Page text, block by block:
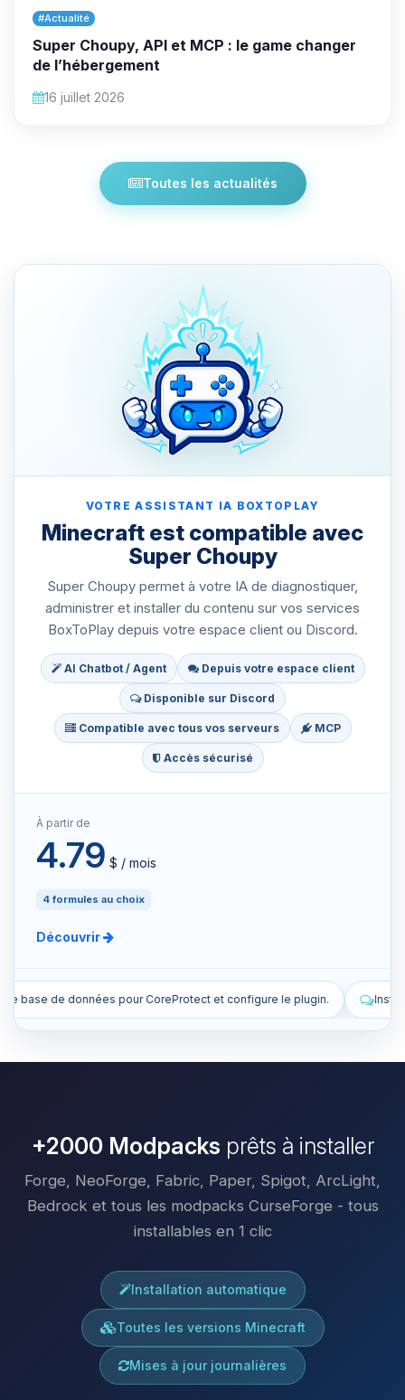
#Actualité
Super Choupy, API et MCP : le game changer
de l’hébergement
16 juillet 2026
Toutes les actualités
VOTRE ASSISTANT IA BOXTOPLAY
Minecraft est compatible avec
Super Choupy
Super Choupy permet à votre IA de diagnostiquer,
administrer et installer du contenu sur vos services
BoxToPlay depuis votre espace client ou Discord.
AI Chatbot / Agent Depuis votre espace client
Disponible sur Discord
Compatible avec tous vos serveurs MCP
Accès sécurisé
À partir de
4.79 $‏ / mois
4 formules au choix
Découvrir
et configure le plugin. Installe des plugins pour améliorer mon
+2000 Modpacks prêts à installer
Forge, NeoForge, Fabric, Paper, Spigot, ArcLight,
Bedrock et tous les modpacks CurseForge - tous
installables en 1 clic
Installation automatique
Toutes les versions Minecraft
Mises à jour journalières